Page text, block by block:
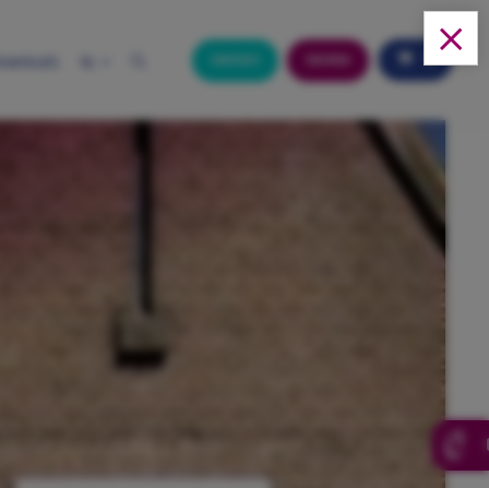
Contact Service 0